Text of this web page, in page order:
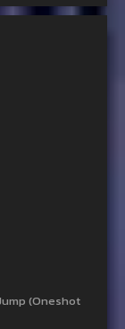
(Oneshot